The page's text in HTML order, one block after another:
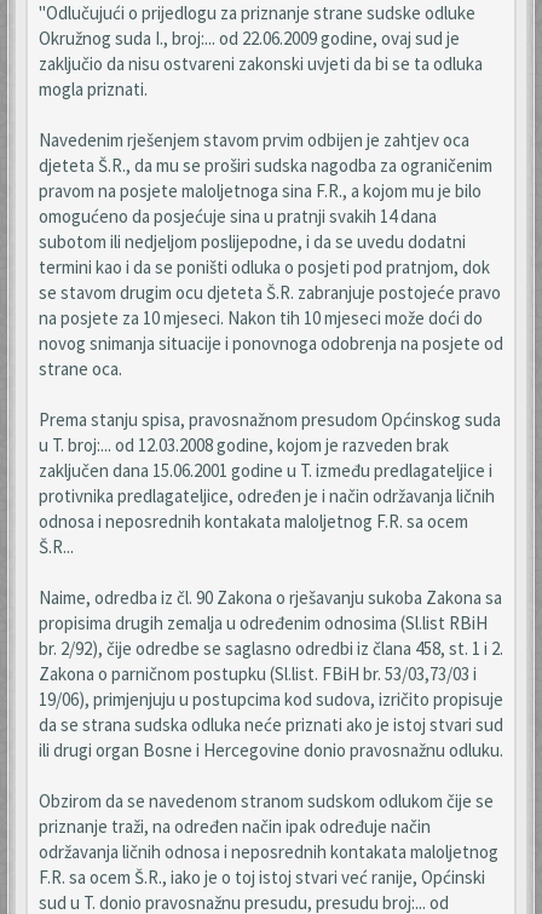
"Odlučujući o prijedlogu za priznanje strane sudske odluke
Okružnog suda I., broj:... od 22.06.2009 godine, ovaj sud je
zaključio da nisu ostvareni zakonski uvjeti da bi se ta odluka
mogla priznati.
Navedenim rješenjem stavom prvim odbijen je zahtjev oca
djeteta Š.R., da mu se proširi sudska nagodba za ograničenim
pravom na posjete maloljetnoga sina F.R., a kojom mu je bilo
omogućeno da posjećuje sina u pratnji svakih 14 dana
subotom ili nedjeljom poslijepodne, i da se uvedu dodatni
termini kao i da se poništi odluka o posjeti pod pratnjom, dok
se stavom drugim ocu djeteta Š.R. zabranjuje postojeće pravo
na posjete za 10 mjeseci. Nakon tih 10 mjeseci može doći do
novog snimanja situacije i ponovnoga odobrenja na posjete od
strane oca.
Prema stanju spisa, pravosnažnom presudom Općinskog suda
u T. broj:... od 12.03.2008 godine, kojom je razveden brak
zaključen dana 15.06.2001 godine u T. između predlagateljice i
protivnika predlagateljice, određen je i način održavanja ličnih
odnosa i neposrednih kontakata maloljetnog F.R. sa ocem
Š.R...
Naime, odredba iz čl. 90 Zakona o rješavanju sukoba Zakona sa
propisima drugih zemalja u određenim odnosima (Sl.list RBiH
br. 2/92), čije odredbe se saglasno odredbi iz člana 458, st. 1 i 2.
Zakona o parničnom postupku (Sl.list. FBiH br. 53/03,73/03 i
19/06), primjenjuju u postupcima kod sudova, izričito propisuje
da se strana sudska odluka neće priznati ako je istoj stvari sud
ili drugi organ Bosne i Hercegovine donio pravosnažnu odluku.
Obzirom da se navedenom stranom sudskom odlukom čije se
priznanje traži, na određen način ipak određuje način
održavanja ličnih odnosa i neposrednih kontakata maloljetnog
F.R. sa ocem Š.R., iako je o toj istoj stvari već ranije, Općinski
sud u T. donio pravosnažnu presudu, presudu broj:... od